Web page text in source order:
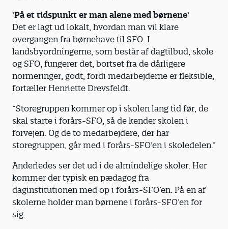
'På et tidspunkt er man alene med børnene'
Det er lagt ud lokalt, hvordan man vil klare
overgangen fra børnehave til SFO. I
landsbyordningerne, som består af dagtilbud, skole
og SFO, fungerer det, bortset fra de dårligere
normeringer, godt, fordi medarbejderne er fleksible,
fortæller Henriette Drevsfeldt.
”Storegruppen kommer op i skolen lang tid før, de
skal starte i forårs-SFO, så de kender skolen i
forvejen. Og de to medarbejdere, der har
storegruppen, går med i forårs-SFO’en i skoledelen.”
Anderledes ser det ud i de almindelige skoler. Her
kommer der typisk en pædagog fra
daginstitutionen med op i forårs-SFO’en. På en af
skolerne holder man børnene i forårs-SFO’en for
sig.